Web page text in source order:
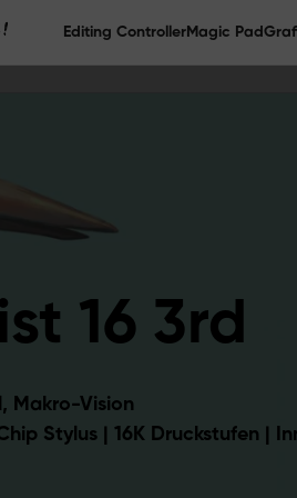
Editing Controller Magic Pad
16 3rd
Makro-Vision
Stylus | 16K Druckstufen |